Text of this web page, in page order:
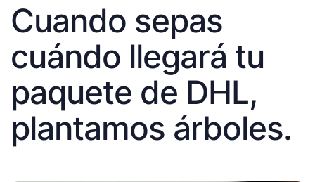
Cuando sepas
cuándo llegará tu
paquete de DHL,
plantamos árboles.